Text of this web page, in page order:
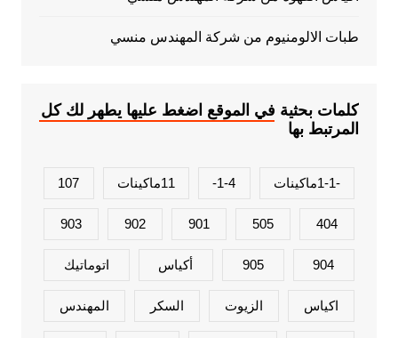
طبات الالومنيوم من شركة المهندس منسي
كلمات بحثية في الموقع اضغط عليها يطهر لك كل
المرتبط بها
-1-1ماكينات 1-4- 11ماكينات 107
404
505
901
902
903
904
905 أكياس اتوماتيك
اكياس الزيوت السكر المهندس